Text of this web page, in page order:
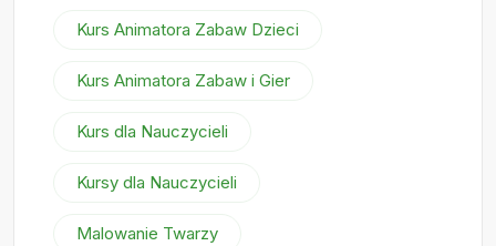
Kurs Animatora Zabaw Dzieci
Kurs Animatora Zabaw i Gier
Kurs dla Nauczycieli
Kursy dla Nauczycieli
Malowanie Twarzy